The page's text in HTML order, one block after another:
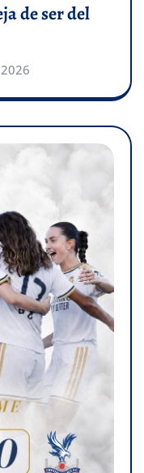
de ser del